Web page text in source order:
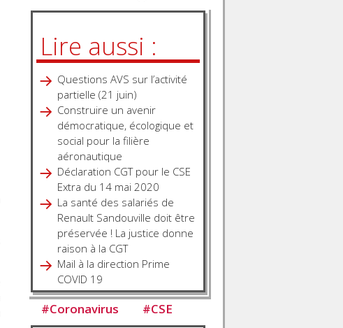
Lire aussi :
Questions AVS sur l’activité
partielle (21 juin)
Construire un avenir
démocratique, écologique et
social pour la filière
aéronautique
Déclaration CGT pour le CSE
Extra du 14 mai 2020
La santé des salariés de
Renault Sandouville doit être
préservée ! La justice donne
raison à la CGT
Mail à la direction Prime
COVID 19
#Coronavirus #CSE